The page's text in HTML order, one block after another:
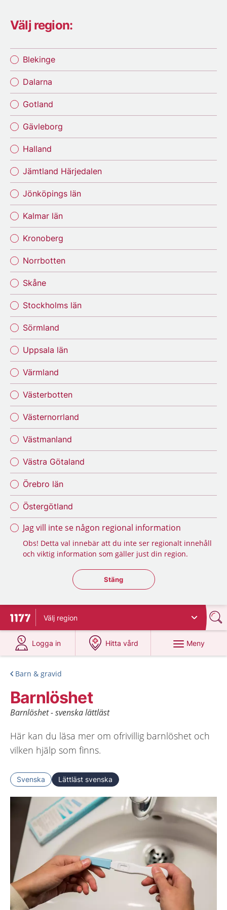
Välj region:
Blekinge
Dalarna
Gotland
Gävleborg
Halland
Jämtland Härjedalen
Jönköpings län
Kalmar län
Kronoberg
Norrbotten
Skåne
Stockholms län
Sörmland
Uppsala län
Värmland
Västerbotten
Västernorrland
Västmanland
Västra Götaland
Örebro län
Östergötland
Jag vill inte se någon regional information
Obs! Detta val innebär att du inte ser regionalt innehåll
och viktig information som gäller just din region.
Stäng regionsväljaren
Stäng
Till startsidan för 1177
Välj region
Logga in
på 1177.se
Hitta vård
på 1177.se
Meny
Barn & gravid
Barnlöshet
Barnlöshet - svenska lättläst
Här kan du läsa mer om ofrivillig barnlöshet och
vilken hjälp som finns.
Svenska Lättläst svenska